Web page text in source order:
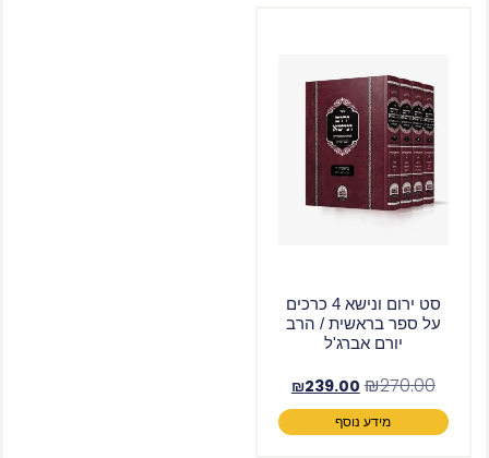
סט ירום ונישא 4 כרכים
על ספר בראשית / הרב
יורם אברג'ל
₪270.00
₪239.00
מידע נוסף